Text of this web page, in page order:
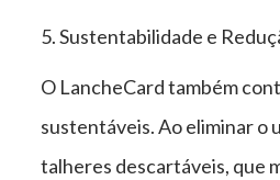
5. Sustentabilidade e
O LancheCard também
sustentáveis. Ao eliminar o
talheres descartáveis, que